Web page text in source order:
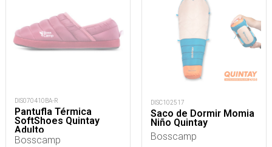
DIS070410BA-R
Pantufla Térmica
SoftShoes Quintay
Adulto
Bosscamp
DISC102517
Saco de Dormir Momia
Niño Quintay
Bosscamp